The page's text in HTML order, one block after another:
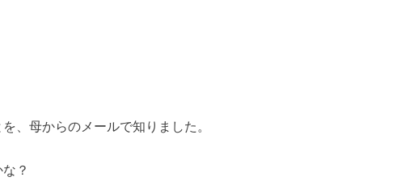
、母からのメールで知りました。
？